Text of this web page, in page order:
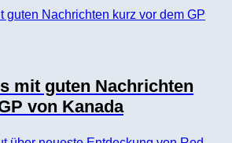
mit guten Nachrichten
von Kanada